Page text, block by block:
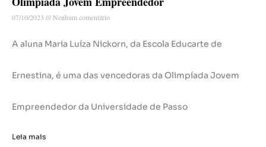
07/10/2023 Nenhum comentário
A aluna Maria Luíza Nickorn, da Escola Educarte de
Ernestina, é uma das vencedoras da Olimpíada Jovem
Empreendedor da Universidade de Passo
Leia mais